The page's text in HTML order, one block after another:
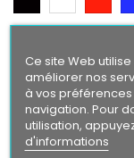
Texte/ Logo
Noir
Blanc Rouge
Bleu
OrangeViolet
Ce site Web
améliorer nos
à vos
navigation. Pour
utilisation,
d'informations